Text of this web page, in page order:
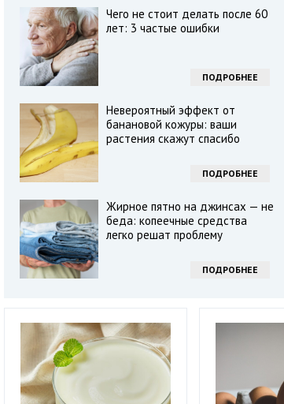
Чего не стоит делать после 60
лет: 3 частые ошибки
ПОДРОБНЕЕ
Невероятный эффект от
банановой кожуры: ваши
растения скажут спасибо
ПОДРОБНЕЕ
Жирное пятно на джинсах — не
беда: копеечные средства
легко решат проблему
ПОДРОБНЕЕ